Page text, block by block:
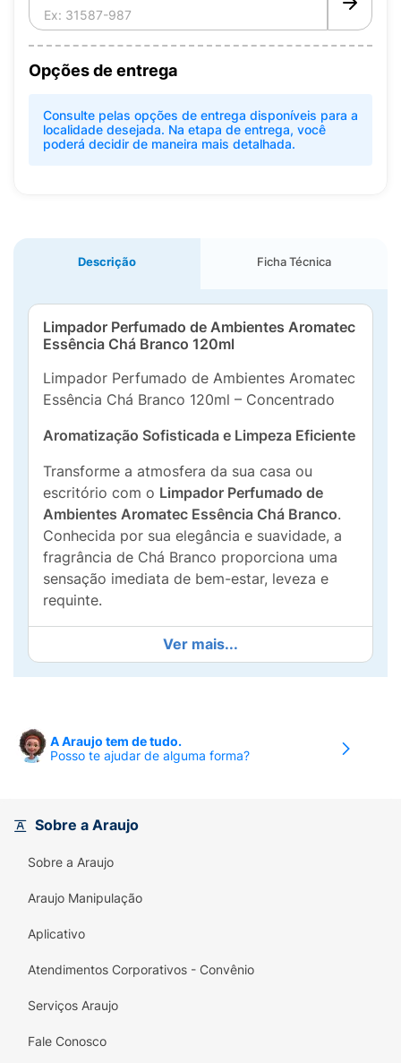
Opções de entrega
Consulte pelas opções de entrega disponíveis para a
localidade desejada. Na etapa de entrega, você
poderá decidir de maneira mais detalhada.
Descrição Ficha Técnica
Limpador Perfumado de Ambientes Aromatec
Essência Chá Branco 120ml
Limpador Perfumado de Ambientes Aromatec
Essência Chá Branco 120ml – Concentrado
Aromatização Sofisticada e Limpeza Eficiente
Transforme a atmosfera da sua casa ou
escritório com o Limpador Perfumado de
Ambientes Aromatec Essência Chá Branco.
Conhecida por sua elegância e suavidade, a
fragrância de Chá Branco proporciona uma
sensação imediata de bem-estar, leveza e
requinte.
concentrado
rendimento: um frasco de 120ml rende até10
litros de soluçãopara limpeza. Versátil, pode
puro em ralos e lixeiras. É a escolha
inteligente para quem busca economia sem
água.
Fragrância Premium:
tipos de superfície.
Ação Duradoura:
Ver mais...
A Araujo tem de tudo.
Posso te ajudar de alguma forma?
Sobre a Araujo
Sobre a Araujo
Araujo Manipulação
Aplicativo
Atendimentos Corporativos - Convênio
Serviços Araujo
Fale Conosco